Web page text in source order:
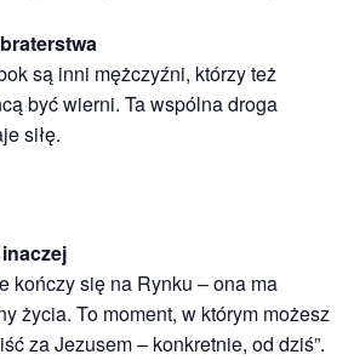
są inni mężczyźni, którzy też
być wierni. Ta wspólna droga
siłę.
kończy się na Rynku – ona ma
życia. To moment, w którym możesz
za Jezusem – konkretnie, od dziś”.